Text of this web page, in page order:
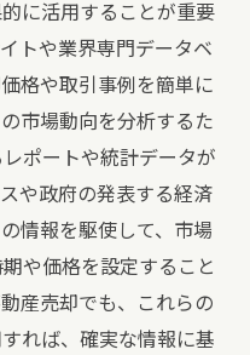
に活用することが重要
トや業界専門データベ
格や取引事例を簡単に
市場動向を分析するた
ポートや統計データが
や政府の発表する経済
情報を駆使して、市場
や価格を設定すること
産売却でも、これらの
れば、確実な情報に基